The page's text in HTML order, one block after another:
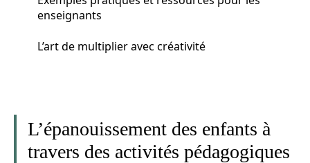
enseignants
L’art de multiplier avec créativité
L’épanouissement des enfants à
travers des activités pédagogiques